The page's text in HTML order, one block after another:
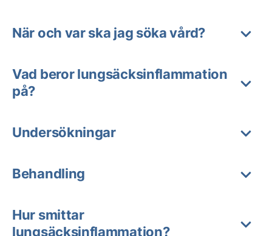
När och var ska jag söka vård?
Vad beror lungsäcksinflammation
på?
Undersökningar
Behandling
Hur smittar
lungsäcksinflammation?